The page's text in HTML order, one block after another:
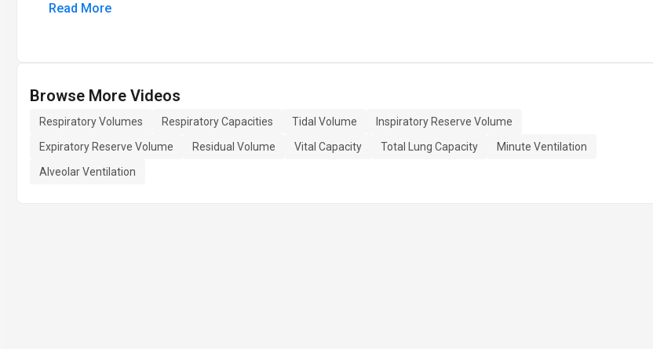
Read More
Browse More Videos
Respiratory Volumes Respiratory Capacities Tidal Volume
Inspiratory Reserve Volume
Expiratory Reserve Volume
Residual Volume Vital Capacity Total Lung Capacity
Minute Ventilation
Alveolar Ventilation